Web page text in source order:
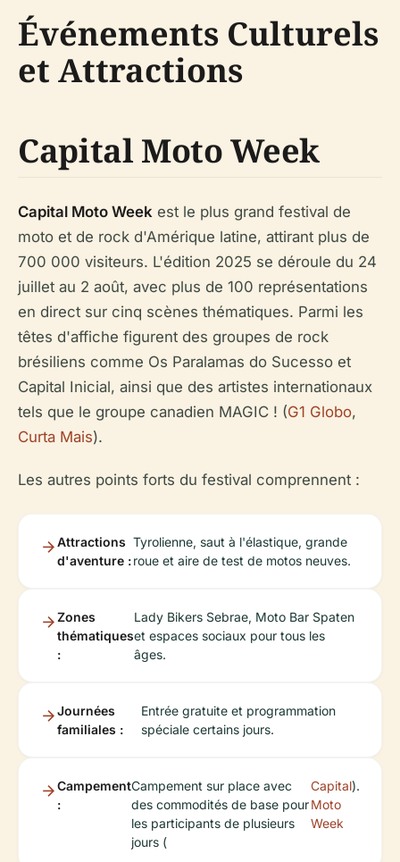
Événements Culturels
et Attractions
Capital Moto Week
Capital Moto Week est le plus grand festival de
moto et de rock d'Amérique latine, attirant plus de
700 000 visiteurs. L'édition 2025 se déroule du 24
juillet au 2 août, avec plus de 100 représentations
en direct sur cinq scènes thématiques. Parmi les
têtes d'affiche figurent des groupes de rock
brésiliens comme Os Paralamas do Sucesso et
Capital Inicial, ainsi que des artistes internationaux
tels que le groupe canadien MAGIC ! (G1 Globo,
Curta Mais).
Les autres points forts du festival comprennent :
Attractions
d'aventure :
Tyrolienne, saut à l'élastique, grande
roue et aire de test de motos neuves.
Zones
thématiques
:
Lady Bikers Sebrae, Moto Bar Spaten
et espaces sociaux pour tous les
âges.
Journées
familiales :
Entrée gratuite et programmation
spéciale certains jours.
Campement
:
Campement sur place avec
des commodités de base pour
les participants de plusieurs
jours (
Capital
Moto
Week
).